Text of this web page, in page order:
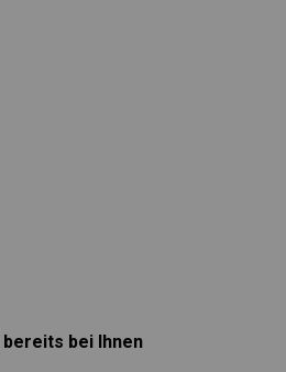
bereits bei Ihnen